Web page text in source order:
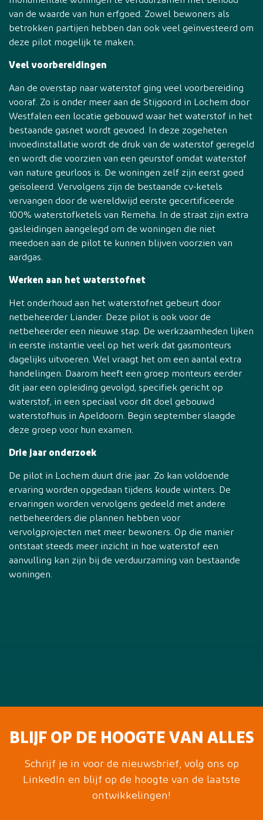
van de waarde van hun erfgoed. Zowel bewoners als
betrokken partijen hebben dan ook veel geïnvesteerd om
deze pilot mogelijk te maken.
Veel voorbereidingen
Aan de overstap naar waterstof ging veel voorbereiding
vooraf. Zo is onder meer aan de Stijgoord in Lochem door
Westfalen een locatie gebouwd waar het waterstof in het
bestaande gasnet wordt gevoed. In deze zogeheten
invoedinstallatie wordt de druk van de waterstof geregeld
en wordt die voorzien van een geurstof omdat waterstof
van nature geurloos is. De woningen zelf zijn eerst goed
geïsoleerd. Vervolgens zijn de bestaande cv-ketels
vervangen door de wereldwijd eerste gecertificeerde
100% waterstofketels van Remeha. In de straat zijn extra
gasleidingen aangelegd om de woningen die niet
meedoen aan de pilot te kunnen blijven voorzien van
aardgas.
Werken aan het waterstofnet
Het onderhoud aan het waterstofnet gebeurt door
netbeheerder Liander. Deze pilot is ook voor de
netbeheerder een nieuwe stap. De werkzaamheden lijken
in eerste instantie veel op het werk dat gasmonteurs
dagelijks uitvoeren. Wel vraagt het om een aantal extra
handelingen. Daarom heeft een groep monteurs eerder
dit jaar een opleiding gevolgd, specifiek gericht op
waterstof, in een speciaal voor dit doel gebouwd
waterstofhuis in Apeldoorn. Begin september slaagde
deze groep voor hun examen.
Drie jaar onderzoek
De pilot in Lochem duurt drie jaar. Zo kan voldoende
ervaring worden opgedaan tijdens koude winters. De
ervaringen worden vervolgens gedeeld met andere
netbeheerders die plannen hebben voor
vervolgprojecten met meer bewoners. Op die manier
ontstaat steeds meer inzicht in hoe waterstof een
aanvulling kan zijn bij de verduurzaming van bestaande
woningen.
BLIJF OP DE HOOGTE VAN ALLES
Schrijf je in voor de nieuwsbrief, volg ons op
LinkedIn en blijf op de hoogte van de laatste
ontwikkelingen!